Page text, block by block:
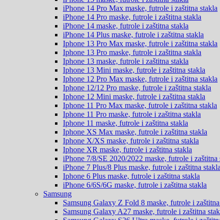
iPhone 14 Pro Max maske, futrole i zaštitna stakla
iPhone 14 Pro maske, futrole i zaštitna stakla
iPhone 14 maske, futrole i zaštitna stakla
iPhone 14 Plus maske, futrole i zaštitna stakla
Iphone 13 Pro Max maske, futrole i zaštitna stakla
Iphone 13 Pro maske, futrole i zaštitna stakla
Iphone 13 maske, futrole i zaštitna stakla
Iphone 13 Mini maske, futrole i zaštitna stakla
Iphone 12 Pro Max maske, futrole i zaštitna stakla
Iphone 12/12 Pro maske, futrole i zaštitna stakla
Iphone 12 Mini maske, futrole i zaštitna stakla
Iphone 11 Pro Max maske, futrole i zaštitna stakla
Iphone 11 Pro maske, futrole i zaštitna stakla
Iphone 11 maske, futrole i zaštitna stakla
Iphone XS Max maske, futrole i zaštitna stakla
Iphone X/XS maske, futrole i zaštitna stakla
Iphone XR maske, futrole i zaštitna stakla
iPhone 7/8/SE 2020/2022 maske, futrole i zaštitna
iPhone 7 Plus/8 Plus maske, futrole i zaštitna stakla
Iphone 6 Plus maske, futrole i zaštitna stakla
iPhone 6/6S/6G maske, futrole i zaštitna stakla
Samsung
Samsung Galaxy Z Fold 8 maske, futrole i
Samsung Galaxy A27 maske, futrole i zaštitna